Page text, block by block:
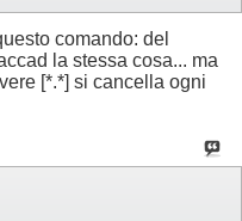
comando: del
la stessa cosa... ma
[*.*] si cancella ogni